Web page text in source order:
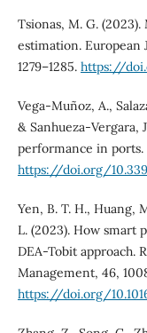
Tsionas, M. G.
estimation. European
1279–1285. https://
Vega-Muñoz, A.,
& Sanhueza-Vergara,
performance in ports.
https://doi.org/
Yen, B. T. H., Huang,
L. (2023). How smart
DEA-Tobit approach.
Management, 46,
https://doi.org/